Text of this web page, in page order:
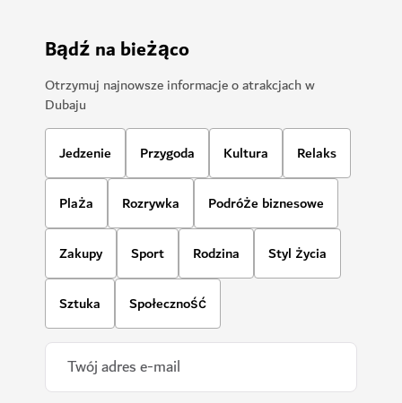
Bądź na bieżąco
Otrzymuj najnowsze informacje o atrakcjach w
Dubaju
Jedzenie Przygoda Kultura Relaks
Plaża Rozrywka Podróże biznesowe
Zakupy Sport Rodzina Styl życia
Sztuka Społeczność